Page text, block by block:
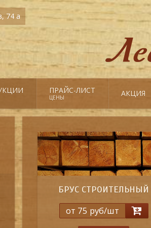
74 а
ПРАЙС-ЛИСТ
ЦЕНЫ АКЦИЯ
БРУС СТРОИТЕЛЬНЫЙ
от 75 руб/шт